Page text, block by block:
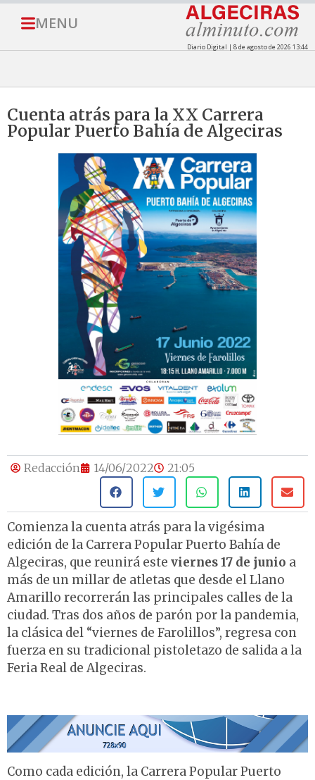
MENU
Diario Digital | 8 de agosto de 2026 13:44
Cuenta atrás para la XX Carrera
Popular Puerto Bahía de Algeciras
Redacción 14/06/2022 21:05
Comienza la cuenta atrás para la vigésima
edición de la Carrera Popular Puerto Bahía de
Algeciras, que reunirá este viernes 17 de junio a
más de un millar de atletas que desde el Llano
Amarillo recorrerán las principales calles de la
ciudad. Tras dos años de parón por la pandemia,
la clásica del “viernes de Farolillos”, regresa con
fuerza en su tradicional pistoletazo de salida a la
Feria Real de Algeciras.
Como cada edición, la Carrera Popular Puerto